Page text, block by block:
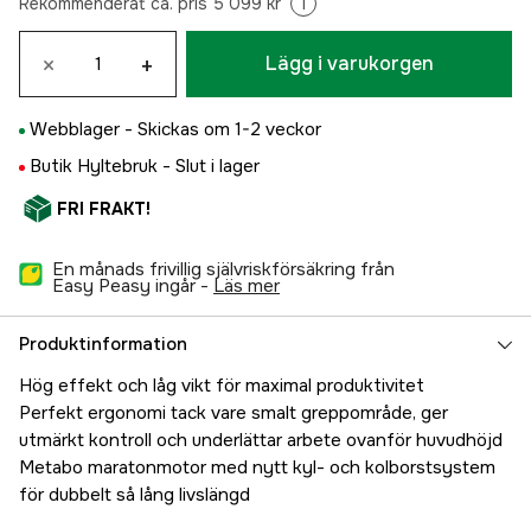
× + Lägg i varukorgen
Webblager - Skickas om 1-2 veckor
Butik Hyltebruk - Slut i lager
FRI FRAKT!
En månads frivillig självriskförsäkring från
Easy Peasy ingår - läs mer
Produktinformation
Hög effekt och låg vikt för maximal produktivitet
Perfekt ergonomi tack vare smalt greppområde, ger
utmärkt kontroll och underlättar arbete ovanför huvudhöjd
Metabo maratonmotor med nytt kyl- och kolborstsystem
för dubbelt så lång livslängd